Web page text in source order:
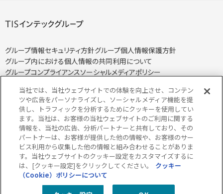
グループ情報セキュリティ方針グループ個人情報保護方針
グループ内における個人情報の共同利用について
グループコンプライアンスソーシャルメディアポリシー
個人情報保護方針個人情報の取り扱いについて
クッキー（Cookie）ポリシー情報セキュリティ方針
特定個人情報取り扱い方針特定個人情報の取り扱いについて
当サイトのご利用にあたってサイトマップ
当社では、当社ウェブサイトでの体験を向上させ、コンテン
ツや広告をパーソナライズし、ソーシャルメディア機能を提
供し、トラフィックを分析するためにクッキーを使用してい
ます。当社は、お客様の当社ウェブサイトのご利用に関する
情報を、当社の広告、分析パートナーと共有しており、その
パートナーは、お客様が提供した他の情報や、お客様のサー
ビス利用から収集した他の情報と組み合わせることがありま
す。当社ウェブサイトのクッキー設定をカスタマイズするに
は、[クッキー設定]をクリックしてください。
クッキー
（Cookie）ポリシーについて